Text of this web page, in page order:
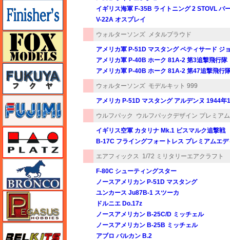
イギリス海軍 F-35B ライトニング 2 STOVL バ
V-22A オスプレイ
ウォルターソンズ メタルプラウド
アメリカ軍 P-51D マスタング ペティサード ジ
アメリカ軍 P-40B ホーク 81A-2 第3追撃飛行
アメリカ軍 P-40B ホーク 81A-2 第47追撃飛行
ウォルターソンズ モデルキット 999
アメリカ P-51D マスタング アルデンヌ 1944年
ウルフパック ウルフパックデザイン プレミア
イギリス空軍 カタリナ Mk.1 ビスマルク追撃戦
B-17C フライングフォートレス プレミアムエデ
エアフィックス 1/72 ミリタリーエアクラフト
F-80C シューティングスター
ノースアメリカン P-51D マスタング
ユンカース Ju87B-1 スツーカ
ドルニエ Do.17z
ノースアメリカン B-25C/D ミッチェル
ノースアメリカン B-25B ミッチェル
アブロ バルカン B.2
フィニッシャーズ
フォックスモデル（FOX MODELS）
ブロンコモデル（Bronco Models）
ペガサスホビー